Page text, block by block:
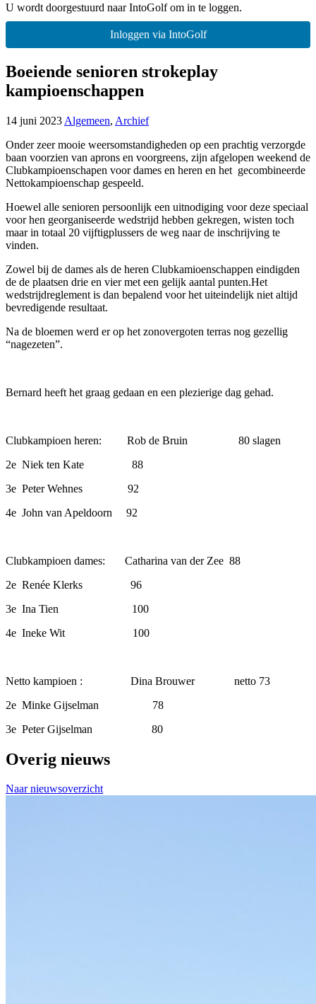
U wordt doorgestuurd naar IntoGolf om in te loggen.
Inloggen via IntoGolf
Boeiende senioren strokeplay
kampioenschappen
14 juni 2023 Algemeen, Archief
Onder zeer mooie weersomstandigheden op een prachtig verzorgde
baan voorzien van aprons en voorgreens, zijn afgelopen weekend de
Clubkampioenschapen voor dames en heren en het gecombineerde
Nettokampioenschap gespeeld.
Hoewel alle senioren persoonlijk een uitnodiging voor deze speciaal
voor hen georganiseerde wedstrijd hebben gekregen, wisten toch
maar in totaal 20 vijftigplussers de weg naar de inschrijving te
vinden.
Zowel bij de dames als de heren Clubkamioenschappen eindigden
de de plaatsen drie en vier met een gelijk aantal punten.Het
wedstrijdreglement is dan bepalend voor het uiteindelijk niet altijd
bevredigende resultaat.
Na de bloemen werd er op het zonovergoten terras nog gezellig
“nagezeten”.
Bernard heeft het graag gedaan en een plezierige dag gehad.
Clubkampioen heren: Rob de Bruin 80 slagen
2e Niek ten Kate 88
3e Peter Wehnes 92
4e John van Apeldoorn 92
Clubkampioen dames: Catharina van der Zee 88
2e Renée Klerks 96
3e Ina Tien 100
4e Ineke Wit 100
Netto kampioen : Dina Brouwer netto 73
2e Minke Gijselman 78
3e Peter Gijselman 80
Overig nieuws
Naar nieuwsoverzicht